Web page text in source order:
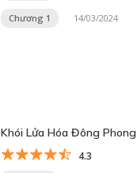
Chương 1 14/03/2024
Khói Lửa Hóa Đông Phong
4.3